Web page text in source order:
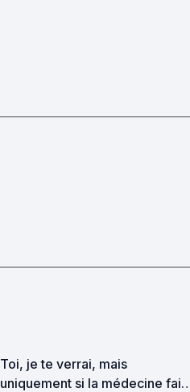
Toi, je te verrai, mais
uniquement si la médecine fait